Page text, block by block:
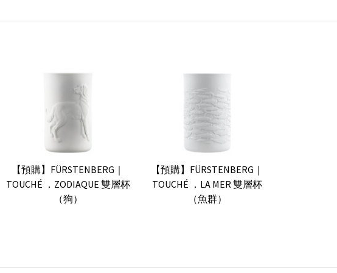
【預購】FÜRSTENBERG｜
TOUCHÉ ．ZODIAQUE 雙層杯
（狗）
【預購】FÜRSTENBERG｜
TOUCHÉ ．LA MER 雙層杯
（魚群）